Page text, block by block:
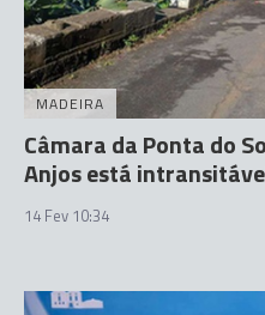
MADEIRA
Câmara da Ponta do
Anjos está
14 Fev 10:34